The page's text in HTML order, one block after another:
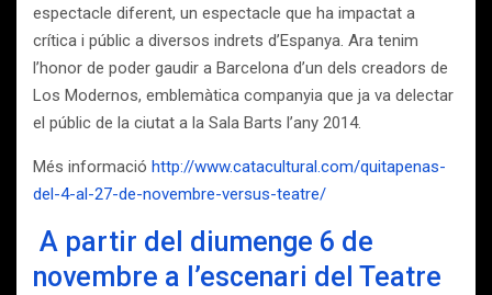
espectacle diferent, un espectacle que ha impactat a
crítica i públic a diversos indrets d’Espanya. Ara tenim
l’honor de poder gaudir a Barcelona d’un dels creadors de
Los Modernos, emblemàtica companyia que ja va delectar
el públic de la ciutat a la Sala Barts l’any 2014.
Més informació http://www.catacultural.com/quitapenas-
del-4-al-27-de-novembre-versus-teatre/
A partir del diumenge 6 de
novembre a l’escenari del Teatre